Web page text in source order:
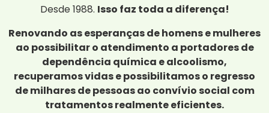
Desde 1988. Isso faz toda a diferença!
Renovando as esperanças de homens e mulheres
ao possibilitar o atendimento a portadores de
dependência química e alcoolismo,
recuperamos vidas e possibilitamos o regresso
de milhares de pessoas ao convívio social com
tratamentos realmente eficientes.